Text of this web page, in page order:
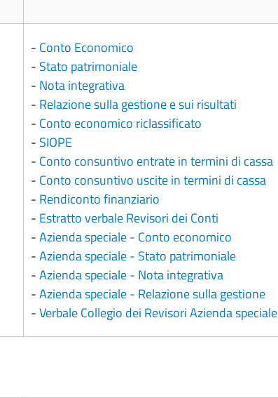
- Conto Economico
- Stato patrimoniale
- Nota integrativa
- Relazione sulla gestione e sui risultati
- Conto economico riclassificato
- SIOPE
- Conto consuntivo entrate in termini di cassa
- Conto consuntivo uscite in termini di cassa
- Rendiconto finanziario
- Estratto verbale Revisori dei Conti
-Azienda speciale - Conto economico
-Azienda speciale - Stato patrimoniale
-Azienda speciale - Nota integrativa
-Azienda speciale - Relazione sulla gestione
-Verbale Collegio dei Revisori Azienda speciale